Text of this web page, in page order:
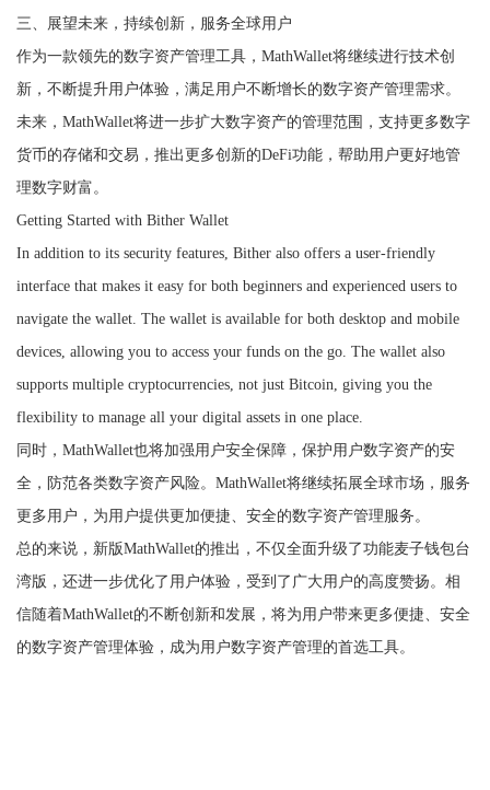
三、展望未来，持续创新，服务全球用户
作为一款领先的数字资产管理工具，MathWallet将继续进行技术创
新，不断提升用户体验，满足用户不断增长的数字资产管理需求。
未来，MathWallet将进一步扩大数字资产的管理范围，支持更多数字
货币的存储和交易，推出更多创新的DeFi功能，帮助用户更好地管
理数字财富。
Getting Started with Bither Wallet
In addition to its security features, Bither also offers a user-friendly
interface that makes it easy for both beginners and experienced users to
navigate the wallet. The wallet is available for both desktop and mobile
devices, allowing you to access your funds on the go. The wallet also
supports multiple cryptocurrencies, not just Bitcoin, giving you the
flexibility to manage all your digital assets in one place.
同时，MathWallet也将加强用户安全保障，保护用户数字资产的安
全，防范各类数字资产风险。MathWallet将继续拓展全球市场，服务
更多用户，为用户提供更加便捷、安全的数字资产管理服务。
总的来说，新版MathWallet的推出，不仅全面升级了功能麦子钱包台
湾版，还进一步优化了用户体验，受到了广大用户的高度赞扬。相
信随着MathWallet的不断创新和发展，将为用户带来更多便捷、安全
的数字资产管理体验，成为用户数字资产管理的首选工具。